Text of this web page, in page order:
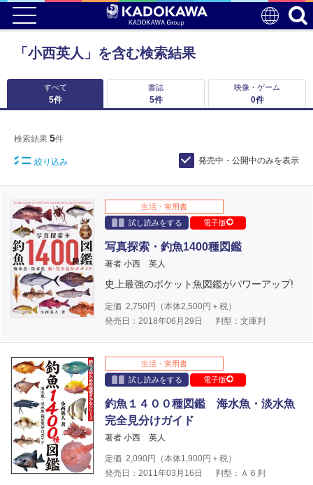
「小西英人」を含む検索結果
すべて
5件
書誌
5件
映像・ゲーム
0件
検索結果 5件
絞り込み 発売中・公開中のみを表示
生活・実用書
試し読みをする
電子版
写真探索・釣魚1400種図鑑
著者 小西 英人
史上最強のポケット魚図鑑がパワーアップ!
定価 2,750円（本体2,500円＋税）
発売日：2018年06月29日
判型：文庫判
生活・実用書
試し読みをする
電子版
釣魚１４００種図鑑 海水魚・淡水魚
完全見分けガイド
著者 小西 英人
定価 2,090円（本体1,900円＋税）
発売日：2011年03月16日
判型：Ａ６判